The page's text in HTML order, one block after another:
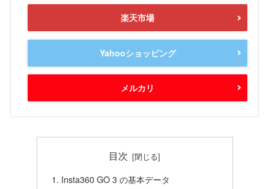
楽天市場
Yahooショッピング
メルカリ
目次
Insta360 GO 3 の基本データ